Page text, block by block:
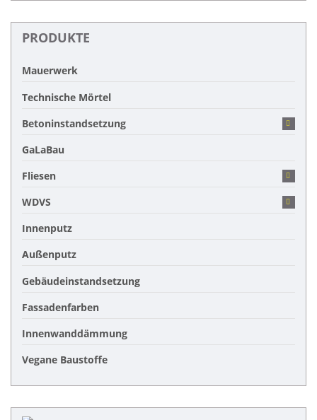
PRODUKTE
Mauerwerk
Technische Mörtel
Betoninstandsetzung
GaLaBau
Fliesen
WDVS
Innenputz
Außenputz
Gebäudeinstandsetzung
Fassadenfarben
Innenwanddämmung
Vegane Baustoffe